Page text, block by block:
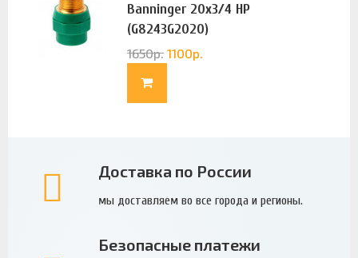
Banninger 20х3/4 НР
(G8243G2020)
1650р. 1100р.
Доставка по России
мы доставляем во все города и регионы.
Безопасные платежи